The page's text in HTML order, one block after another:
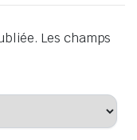
Les champs